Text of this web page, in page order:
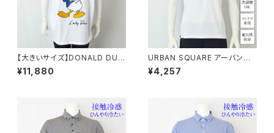
【大きいサイズ】DONALD DUC
K半袖Tシャツ｜メンズ 1278-6
545 ホワイト
¥11,880
URBAN SQUARE アーバンス
クエア｜接触冷感 鹿の子ボタン
ダウンポロシャツ｜洗濯機OK
¥4,257